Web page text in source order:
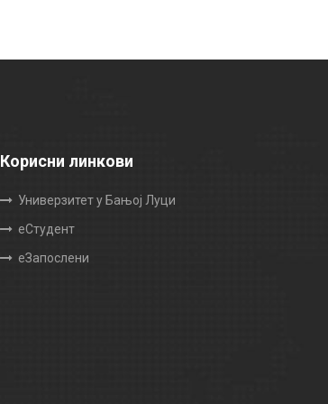
Корисни линкови
Универзитет у Бањој Луци
еСтудент
еЗапослени